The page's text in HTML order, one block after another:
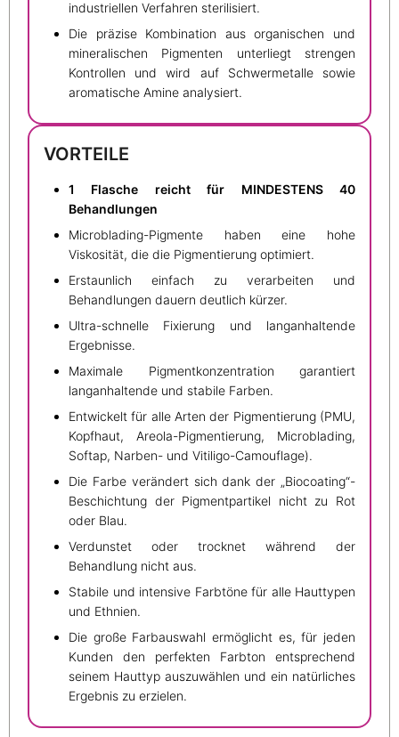
industriellen Verfahren sterilisiert.
Die präzise Kombination aus organischen und
mineralischen Pigmenten unterliegt strengen
Kontrollen und wird auf Schwermetalle sowie
aromatische Amine analysiert.
VORTEILE
1 Flasche reicht für MINDESTENS 40
Behandlungen
Microblading-Pigmente haben eine hohe
Viskosität, die die Pigmentierung optimiert.
Erstaunlich einfach zu verarbeiten und
Behandlungen dauern deutlich kürzer.
Ultra-schnelle Fixierung und langanhaltende
Ergebnisse.
Maximale Pigmentkonzentration garantiert
langanhaltende und stabile Farben.
Entwickelt für alle Arten der Pigmentierung (PMU,
Kopfhaut, Areola-Pigmentierung, Microblading,
Softap, Narben- und Vitiligo-Camouflage).
Die Farbe verändert sich dank der „Biocoating“-
Beschichtung der Pigmentpartikel nicht zu Rot
oder Blau.
Verdunstet oder trocknet während der
Behandlung nicht aus.
Stabile und intensive Farbtöne für alle Hauttypen
und Ethnien.
Die große Farbauswahl ermöglicht es, für jeden
Kunden den perfekten Farbton entsprechend
seinem Hauttyp auszuwählen und ein natürliches
Ergebnis zu erzielen.